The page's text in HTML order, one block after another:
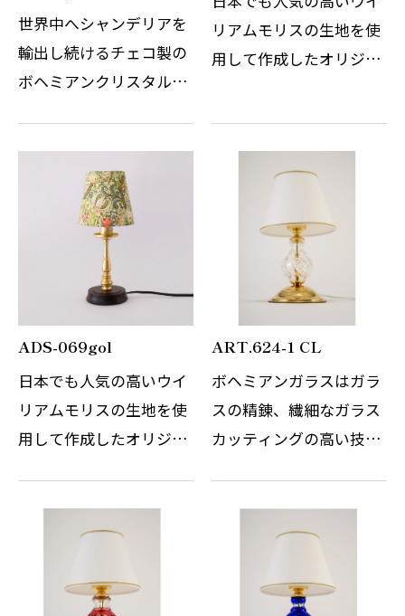
世界中へシャンデリアを
輸出し続けるチェコ製の
ボヘミアンクリスタルシ
トの技術はまさに職人の
技術と伝統の賜物です。
光の屈折と反射を考慮し
デザインさ…
リアムモリスの生地を使
用して作成したオリジナ
インは今なお世界中の多
います。ゴー…
ADS-069gol
日本でも人気の高いウイ
リアムモリスの生地を使
用して作成したオリジナ
然をモチーフにしたデザ
くの人々を魅了し続けて
ART.624-1 CL
ボヘミアンガラスはガラ
スの精錬、繊細なガラス
カッティングの高い技術
了し続けているチェコの
ルスタンドは、日本の伝